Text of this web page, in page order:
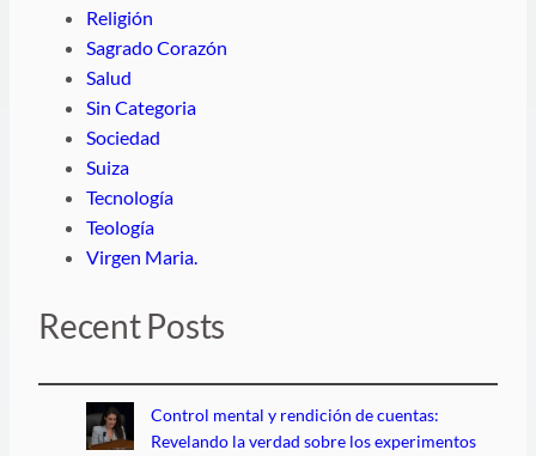
Religión
Sagrado Corazón
Salud
Sin Categoria
Sociedad
Suiza
Tecnología
Teología
Virgen Maria.
Recent Posts
Control mental y rendición de cuentas:
Revelando la verdad sobre los experimentos